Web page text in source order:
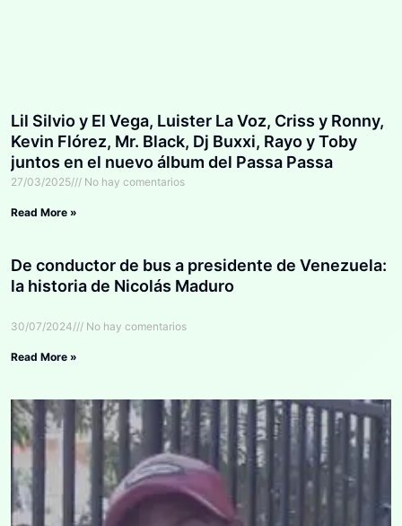
Lil Silvio y El Vega, Luister La Voz, Criss y Ronny,
Kevin Flórez, Mr. Black, Dj Buxxi, Rayo y Toby
juntos en el nuevo álbum del Passa Passa
27/03/2025 No hay comentarios
Read More »
De conductor de bus a presidente de Venezuela:
la historia de Nicolás Maduro
30/07/2024 No hay comentarios
Read More »